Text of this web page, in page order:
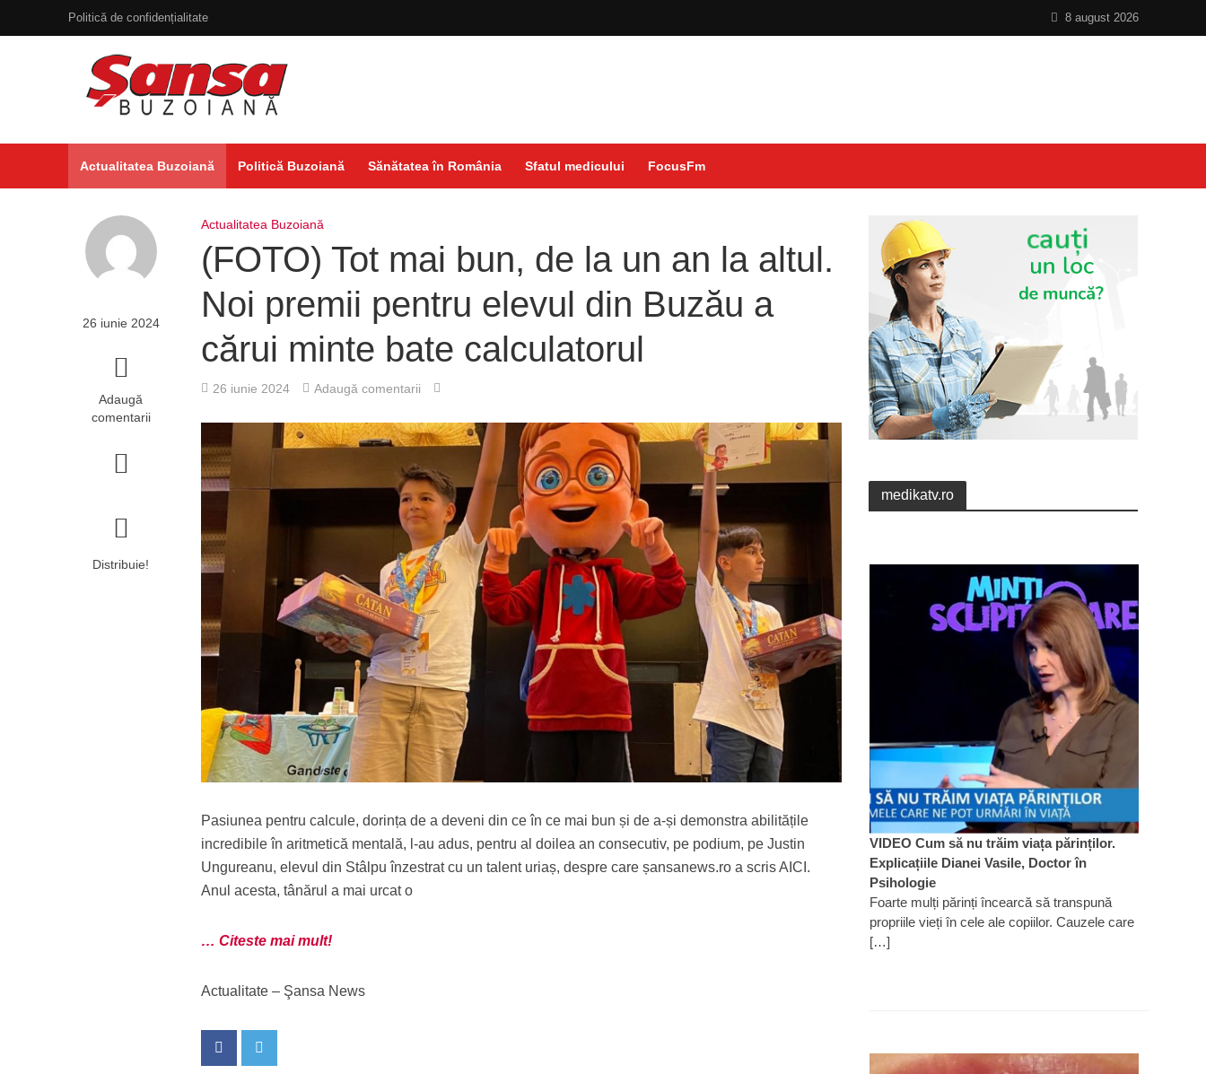
Politică de confidențialitate 8 august 2026
Actualitatea Buzoiană Politică Buzoiană Sănătatea în România Sfatul medicului FocusFm
26 iunie 2024
Adaugă
comentarii
Distribuie!
Actualitatea Buzoiană
(FOTO) Tot mai bun, de la un an la altul.
Noi premii pentru elevul din Buzău a
cărui minte bate calculatorul
26 iunie 2024 Adaugă comentarii
Pasiunea pentru calcule, dorința de a deveni din ce în ce mai bun și de a-și demonstra abilitățile
incredibile în aritmetică mentală, l-au adus, pentru al doilea an consecutiv, pe podium, pe Justin
Ungureanu, elevul din Stâlpu înzestrat cu un talent uriaș, despre care șansanews.ro a scris AICI.
Anul acesta, tânărul a mai urcat o
… Citeste mai mult!
Actualitate – Şansa News
medikatv.ro
VIDEO Cum să nu trăim viața părinților.
Explicațiile Dianei Vasile, Doctor în
Psihologie
Foarte mulți părinți încearcă să transpună
propriile vieți în cele ale copiilor. Cauzele care
[…]